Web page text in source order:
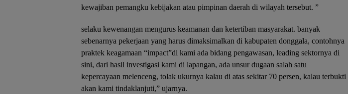
kewajiban pemangku kebijakan atau pimpinan daerah di wilayah tersebut. ”
selaku kewenangan mengurus keamanan dan ketertiban masyarakat. banyak
sebenarnya pekerjaan yang harus dimaksimalkan di kabupaten donggala, contohnya
praktek keagamaan “impact”di kami ada bidang pengawasan, leading sektornya di
sini, dari hasil investigasi kami di lapangan, ada unsur dugaan salah satu
kepercayaan melenceng, tolak ukurnya kalau di atas sekitar 70 persen, kalau terbukti
akan kami tindaklanjuti,” ujarnya.